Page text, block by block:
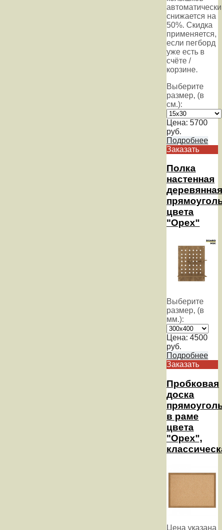
автоматически
снижается на
50%. Скидка
применяется,
если пегборд
уже есть в
счёте /
корзине.
Выберите
размер, (в
см.):
Цена: 5700
руб.
Подробнее
Заказать
Полка
настенная
деревянная
цвета
"Орех"
Выберите
размер, (в
мм.):
Цена: 4500
руб.
Подробнее
Заказать
Пробковая
доска
в раме
цвета
"Орех",
Цена указана